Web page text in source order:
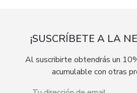
¡SUSCRÍBETE A LA
Al suscribirte obtendrás un
acumulable con otras